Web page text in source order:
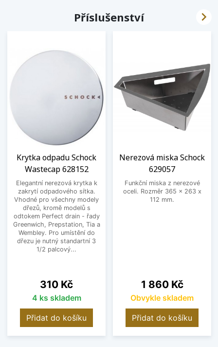
Příslušenství
Krytka odpadu Schock
Wastecap 628152
Elegantní nerezová krytka k
zakrytí odpadového sítka.
Vhodné pro všechny modely
dřezů, kromě modelů s
odtokem Perfect drain - řady
Greenwich, Prepstation, Tia a
Wembley. Pro umístění do
dřezu je nutný standartní 3
1/2 palcový...
Cena
310 Kč
4 ks skladem
Přidat do košíku
Nerezová miska Schock
629057
Funkční miska z nerezové
oceli. Rozměr 365 x 263 x
112 mm.
Cena
1 860 Kč
Obvykle skladem
Přidat do košíku
